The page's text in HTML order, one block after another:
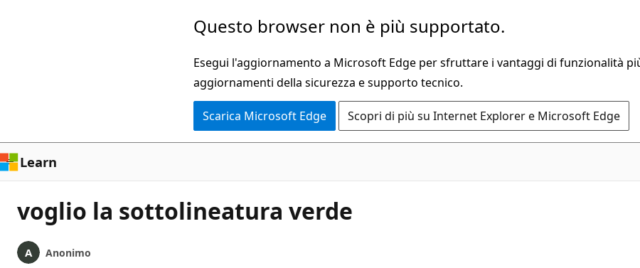
Questo browser non è più supportato.
Esegui l'aggiornamento a Microsoft Edge per sfruttare i vantaggi di funzionalità
aggiornamenti della sicurezza e supporto tecnico.
Scarica Microsoft Edge Scopri di più su Internet Explorer e Microsoft Edge
Learn
voglio la sottolineatura verde
Anonimo